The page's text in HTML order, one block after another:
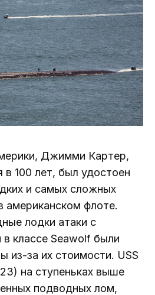
Джимми Картер,
в 100 лет, был удостоен
и самых сложных
американском флоте.
лодки атаки с
классе Seawolf были
из-за их стоимости. USS
на ступеньках выше
подводных лом,